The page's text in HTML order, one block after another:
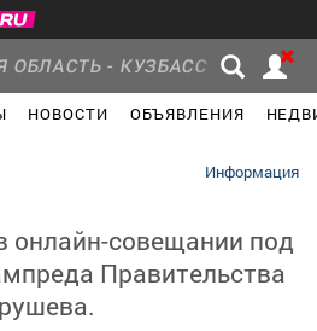
- КУЗБАСС
НОВОСТИ ОБЪЯВЛЕНИЯ
Услуги
Информация
онлайн-совещании под
Правительства